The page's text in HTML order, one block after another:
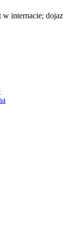
w internacie;